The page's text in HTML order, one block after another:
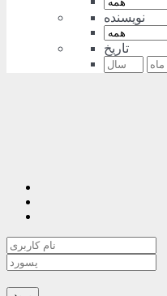
نویسنده
تاریخ